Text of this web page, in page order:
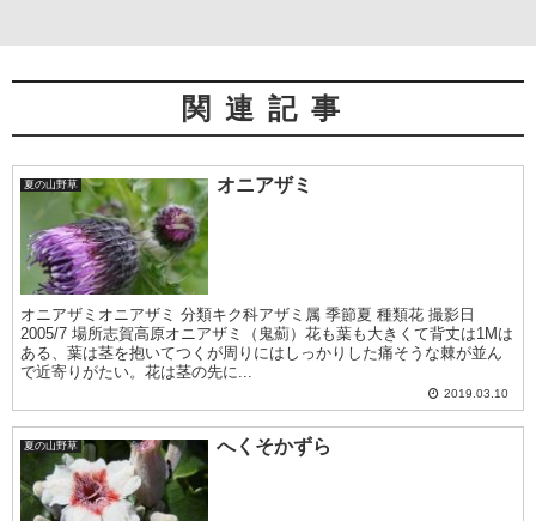
関連記事
夏の山野草 オニアザミ
オニアザミオニアザミ 分類キク科アザミ属 季節夏 種類花 撮影日
2005/7 場所志賀高原オニアザミ（鬼薊）花も葉も大きくて背丈は1Mは
ある、葉は茎を抱いてつくが周りにはしっかりした痛そうな棘が並ん
で近寄りがたい。花は茎の先に...
2019.03.10
夏の山野草 へくそかずら